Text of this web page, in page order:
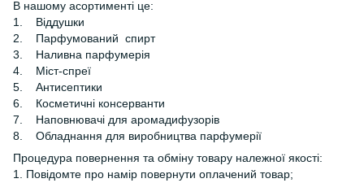
В нашому асортименті це:
1. Віддушки
2. Парфумований спирт
3. Наливна парфумерія
4. Міст-спреї
5. Антисептики
6. Косметичні консерванти
7. Наповнювачі для аромадифузорів
8. Обладнання для виробництва парфумерії
Процедура повернення та обміну товару належної якості:
1. Повідомте про намір повернути оплачений товар;